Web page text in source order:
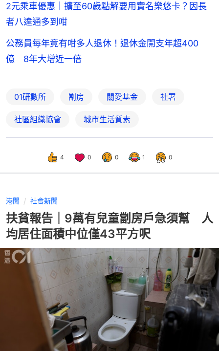
2元乘車優惠｜擴至60歲點解要用實名樂悠卡？因長
者八達通多到咁
公務員每年竟有咁多人退休！退休金開支年超400
億 8年大增近一倍
01研數所 劏房 關愛基金 社署
社區組織協會 城市生活質素
4 0 0 1 0
港聞 社會新聞
扶貧報告｜9萬有兒童劏房戶急須幫 人
均居住面積中位僅43平方呎